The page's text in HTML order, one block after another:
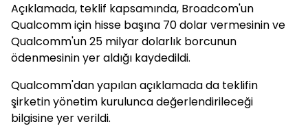
Açıklamada, teklif kapsamında, Broadcom'un
Qualcomm için hisse başına 70 dolar vermesinin ve
Qualcomm'un 25 milyar dolarlık borcunun
ödenmesinin yer aldığı kaydedildi.
Qualcomm'dan yapılan açıklamada da teklifin
şirketin yönetim kurulunca değerlendirileceği
bilgisine yer verildi.